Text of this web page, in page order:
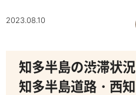
2023.08.10
知多半島の渋滞状
知多半島道路・西